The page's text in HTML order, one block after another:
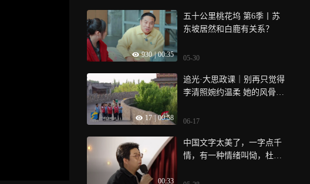
930 | 00:35
五十公里桃花坞 第6季丨苏
东坡居然和白鹿有关系？
05-30
17 00:58
追光·大思政课｜别再只觉得
李清照婉约温柔 她的风骨太
06-17
00:33
中国文字太美了，一字点千
情，有一种情绪叫恸，杜甫